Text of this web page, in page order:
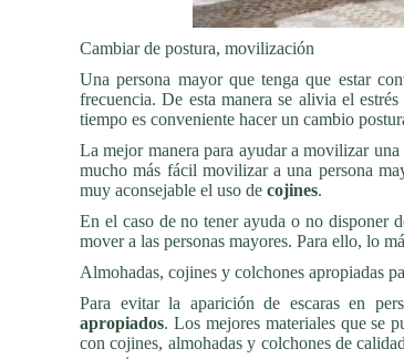
Cambiar de postura, movilización
Una persona mayor que tenga que estar
frecuencia. De esta manera se alivia el
tiempo es conveniente hacer un cambio
La mejor manera para ayudar a movilizar una
mucho más fácil movilizar a una persona
muy aconsejable el uso de cojines.
En el caso de no tener ayuda o no disponer
mover a las personas mayores. Para ello, lo
Almohadas, cojines y colchones apropiadas
Para evitar la aparición de escaras en
apropiados. Los mejores materiales que se
con cojines, almohadas y colchones de